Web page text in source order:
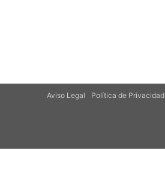
Aviso Legal Política de Privacidad